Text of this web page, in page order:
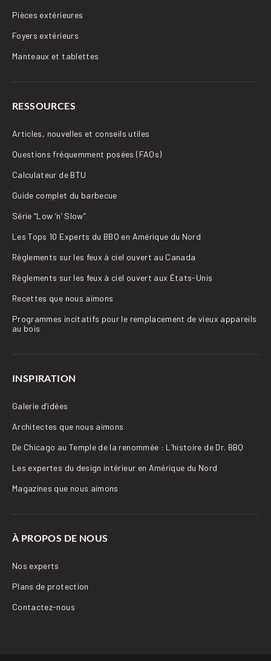
Pièces extérieures
Foyers extérieurs
Manteaux et tablettes
RESSOURCES
Articles, nouvelles et conseils utiles
Questions fréquemment posées (FAQs)
Calculateur de BTU
Guide complet du barbecue
Série “Low ‘n’ Slow”
Les Tops 10 Experts du BBQ en Amérique du Nord
Règlements sur les feux à ciel ouvert au Canada
Règlements sur les feux à ciel ouvert aux États-Unis
Recettes que nous aimons
Programmes incitatifs pour le remplacement de vieux appareils
au bois
INSPIRATION
Galerie d’idées
Architectes que nous aimons
De Chicago au Temple de la renommée : L’histoire de Dr. BBQ
Les expertes du design intérieur en Amérique du Nord
Magazines que nous aimons
À PROPOS DE NOUS
Nos experts
Plans de protection
Contactez-nous